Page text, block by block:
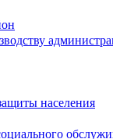
населения